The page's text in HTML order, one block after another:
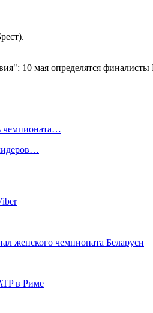
чемпионата…
женского чемпионата Беларуси
в Риме